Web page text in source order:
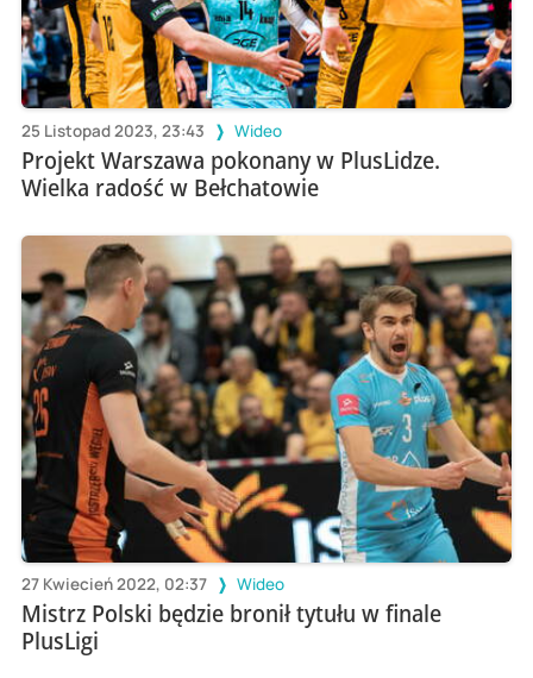
25 Listopad 2023, 23:43 Wideo
Projekt Warszawa pokonany w PlusLidze.
Wielka radość w Bełchatowie
27 Kwiecień 2022, 02:37 Wideo
Mistrz Polski będzie bronił tytułu w finale
PlusLigi